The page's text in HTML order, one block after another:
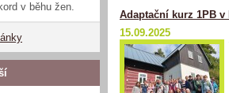
Adaptační kurz 1PB
15.09.2025
v běhu žen.